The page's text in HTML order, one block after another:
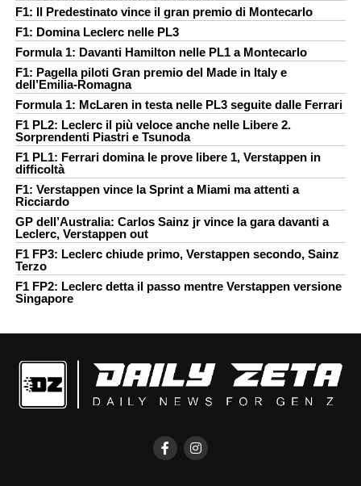
F1: Il Predestinato vince il gran premio di Montecarlo
F1: Domina Leclerc nelle PL3
Formula 1: Davanti Hamilton nelle PL1 a Montecarlo
F1: Pagella piloti Gran premio del Made in Italy e
dell’Emilia-Romagna
Formula 1: McLaren in testa nelle PL3 seguite dalle Ferrari
F1 PL2: Leclerc il più veloce anche nelle Libere 2.
Sorprendenti Piastri e Tsunoda
F1 PL1: Ferrari domina le prove libere 1, Verstappen in
difficoltà
F1: Verstappen vince la Sprint a Miami ma attenti a
Ricciardo
GP dell’Australia: Carlos Sainz jr vince la gara davanti a
Leclerc, Verstappen out
F1 FP3: Leclerc chiude primo, Verstappen secondo, Sainz
Terzo
F1 FP2: Leclerc detta il passo mentre Verstappen versione
Singapore